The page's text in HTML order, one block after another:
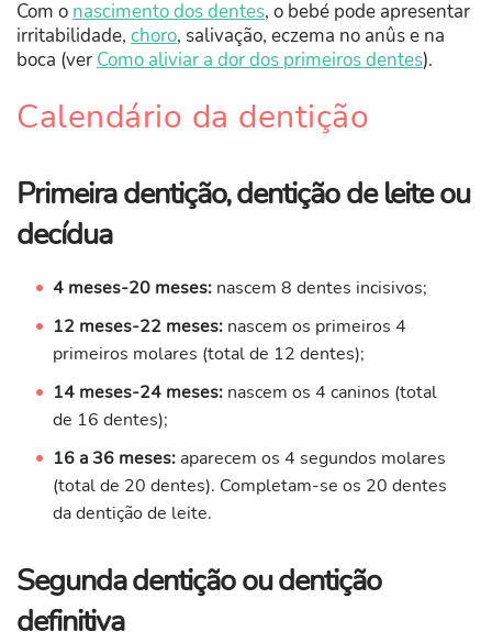
Com o nascimento dos dentes, o bebé pode apresentar
irritabilidade, choro, salivação, eczema no anûs e na
boca (ver Como aliviar a dor dos primeiros dentes).
Calendário da dentição
Primeira dentição, dentição de leite ou
decídua
4 meses-20 meses:nascem 8 dentes incisivos;
12 meses-22 meses:nascem os primeiros 4
primeiros molares (total de 12 dentes);
14 meses-24 meses:nascem os 4 caninos (total
de 16 dentes);
16 a 36 meses:aparecem os 4 segundos molares
(total de 20 dentes). Completam-se os 20 dentes
da dentição de leite.
Segunda dentição ou dentição
definitiva